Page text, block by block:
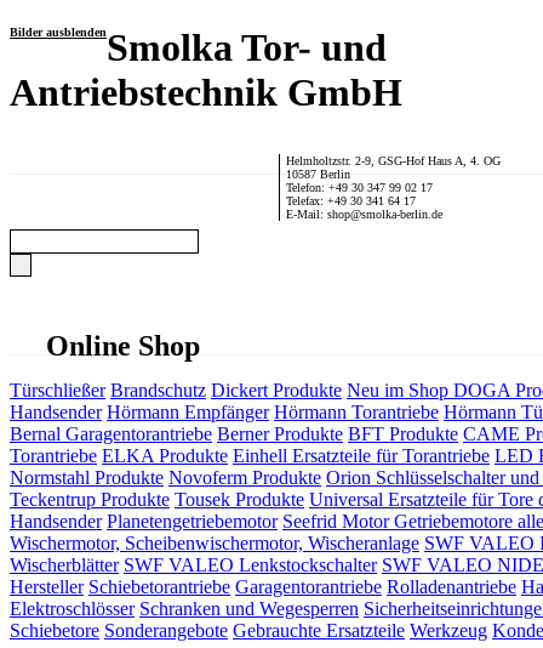
Bilder ausblendenSmolka Tor- und
Antriebstechnik GmbH
Helmholtzstr. 2-9, GSG-Hof Haus A, 4. OG
10587 Berlin
Telefon: +49 30 347 99 02 17
Telefax: +49 30 341 64 17
E-Mail: shop@smolka-berlin.de
Online Shop
Türschließer Brandschutz Dickert Produkte Neu im Shop DOGA
Handsender Hörmann Empfänger Hörmann Torantriebe Hörmann
Bernal Garagentorantriebe Berner Produkte BFT Produkte CAME
Torantriebe ELKA Produkte Einhell Ersatzteile für Torantriebe LED
Normstahl Produkte Novoferm Produkte Orion Schlüsselschalter und
Teckentrup Produkte Tousek Produkte Universal Ersatzteile für Tore
Handsender Planetengetriebemotor Seefrid Motor Getriebemotore
Wischermotor, Scheibenwischermotor, Wischeranlage SWF VALEO
Wischerblätter SWF VALEO Lenkstockschalter SWF VALEO
Hersteller Schiebetorantriebe Garagentorantriebe Rolladenantriebe
Elektroschlösser Schranken und Wegesperren
Schiebetore Sonderangebote Gebrauchte Ersatzteile Werkzeug